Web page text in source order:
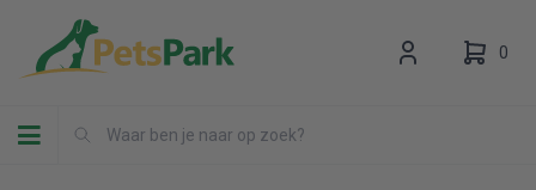
Toggle navigation
0